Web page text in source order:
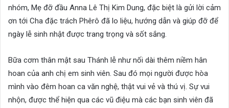
nhóm, Mẹ đỡ đầu Anna Lê Thị Kim Dung, đặc biệt là gửi lời cảm
ơn tới Cha đặc trách Phêrô đã lo liệu, hướng dẫn và giúp đỡ để
ngày lễ sinh nhật được trang trọng và sốt sắng.
Bữa cơm thân mật sau Thánh lễ như nối dài thêm niềm hân
hoan của anh chị em sinh viên. Sau đó mọi người được hòa
mình vào đêm hoan ca văn nghệ, thật vui vẻ và thú vị. Sự vui
nhộn, được thể hiện qua các vũ điệu mà các bạn sinh viên đã